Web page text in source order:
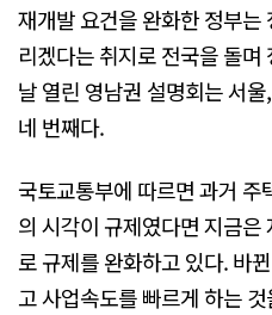
재개발 요건을 완화한 정부
리겠다는 취지로 전국을 돌
날 열린 영남권 설명회는 서울
네 번째다.
국토교통부에 따르면 과거
의 시각이 규제였다면 지금
로 규제를 완화하고 있다. 바
고 사업속도를 빠르게 하는